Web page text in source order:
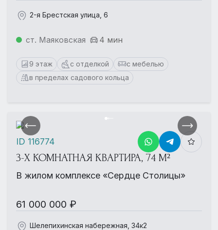
2-я Брестская улица, 6
ст. Маяковская 4 мин
9 этаж с отделкой
с мебелью
в пределах садового кольца
3-Х КОМНАТНАЯ КВАРТИРА, 74 М²
В жилом комплексе «Сердце Столицы»
61 000 000 ₽
Шелепихинская набережная, 34к2
ID 116774